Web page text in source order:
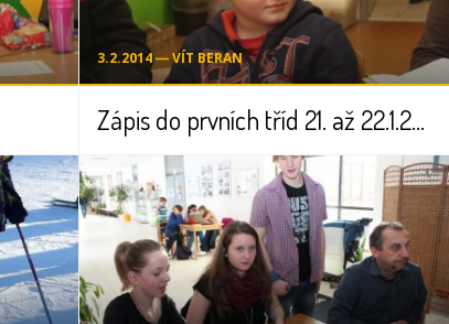
3.2.2014 ― VÍT BERAN
Zápis do prvních tříd 21. až 22.1.2014